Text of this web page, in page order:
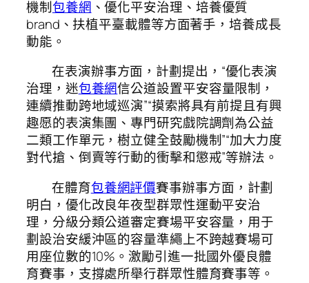
機制包養網 、優化平安治理、培養優質
brand、扶植平臺載體等方面著手，培養成長
動能。
在表演辦事方面，計劃提出，“優化表演
治理，迷包養網信公道設置平安容量限制，
連續推動跨地域巡演”“摸索將具有前提且有興
趣愿的表演集團、專門研究戲院調劑為公益
二類工作單元，樹立健全鼓勵機制”“加大力度
對代搶、倒賣等行動的衝擊和懲戒”等辦法。
在體育包養網評價賽事辦事方面，計劃
明白，優化改良年夜型群眾性運動平安治
理，分級分類公道審定賽場平安容量，用于
劃設治安緩沖區的容量準繩上不跨越賽場可
用座位數的10%。激勵引進一批國外優良體
育賽事，支撐處所舉行群眾性體育賽事等。